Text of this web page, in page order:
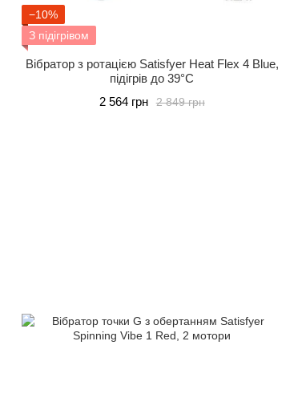
−10%
З підігрівом
Вібратор з ротацією Satisfyer Heat Flex 4 Blue,
підігрів до 39°C
2 849 грн
2 564 грн